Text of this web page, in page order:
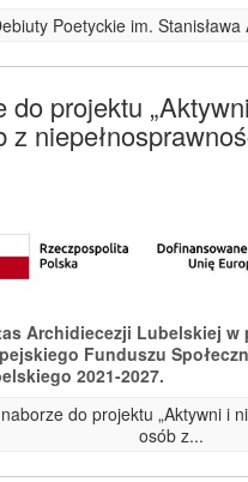
Poetyckie im.
do projektu
Archidiecezji Lubelskiej
Funduszu
2021-2027.
do projektu „Aktywni i
osób z...